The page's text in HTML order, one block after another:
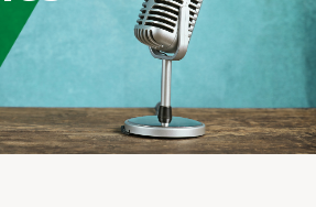
im Arbeitsalltag